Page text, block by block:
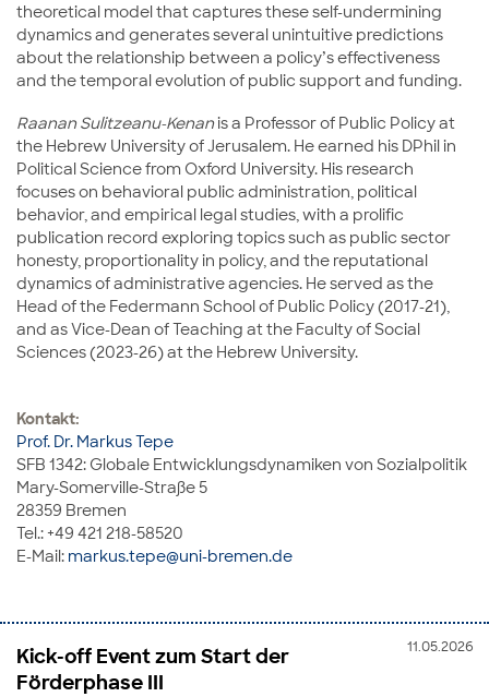
theoretical model that captures these self-undermining
dynamics and generates several unintuitive predictions
about the relationship between a policy’s effectiveness
and the temporal evolution of public support and funding.
Raanan Sulitzeanu-Kenanis a Professor of Public Policy at
the Hebrew University of Jerusalem. He earned his DPhil in
Political Science from Oxford University. His research
focuses on behavioral public administration, political
behavior, and empirical legal studies, with a prolific
publication record exploring topics such as public sector
honesty, proportionality in policy, and the reputational
dynamics of administrative agencies. He served as the
Head of the Federmann School of Public Policy (2017-21),
and as Vice-Dean of Teaching at the Faculty of Social
Sciences (2023-26) at the Hebrew University.
Kontakt:
Prof. Dr. Markus Tepe
SFB 1342: Globale Entwicklungsdynamiken von Sozialpolitik
Mary-Somerville-Straße 5
28359 Bremen
Tel.: +49 421 218-58520
E-Mail: markus.tepe@uni-bremen.de
11.05.2026
Kick-off Event zum Start der
Förderphase III